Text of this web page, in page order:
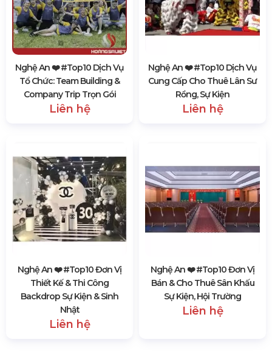
Nghệ An ❤️️ #top10 Dịch Vụ
Tổ Chức: Team Building &
Company Trip Trọn Gói
Liên hệ
Nghệ An ❤️️ #top10 Dịch Vụ
Cung Cấp Cho Thuê Lân Sư
Rồng, Sự Kiện
Liên hệ
Nghệ An ❤️️ #top10 Đơn Vị
Thiết Kế & Thi Công
Backdrop Sự Kiện & Sinh
Nhật
Liên hệ
Nghệ An ❤️️ #top10 Đơn Vị
Bán & Cho Thuê Sân Khấu
Sự Kiện, Hội Trường
Liên hệ